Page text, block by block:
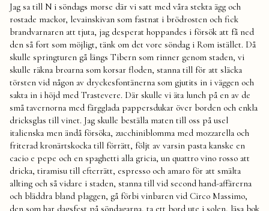
bara
sport
Jag sa till N i söndags morse där vi satt med våra stekta ägg och
rostade mackor, levainskivan som fastnat i brödrosten och fick
brandvarnaren att tjuta, jag desperat hoppandes i försök att få ned
den så fort som möjligt, tänk om det vore söndag i Rom istället. Då
skulle springturen gå längs Tibern som rinner genom staden, vi
skulle räkna broarna som korsar floden, stanna till för att släcka
törsten vid någon av dryckesfontänerna som gjutits in i väggen och
sakta in i höjd med Trastevere. Där skulle vi äta lunch på en av de
små tavernorna med färgglada pappersdukar över borden och enkla
dricksglas till vinet. Jag skulle beställa maten till oss på usel
italienska men ändå försöka, zucchiniblomma med mozzarella och
friterad kronärtskocka till förrätt, följt av varsin pasta kanske en
cacio e pepe och en spaghetti alla gricia, un quattro vino rosso att
dricka, tiramisu till efterrätt, espresso och amaro för att smälta
allting och så vidare i staden, stanna till vid second hand-affärerna
och bläddra bland plaggen, gå förbi vinbaren vid Circo Massimo,
den som har dagsfest på söndagarna, ta ett bord ute i solen, läsa bok